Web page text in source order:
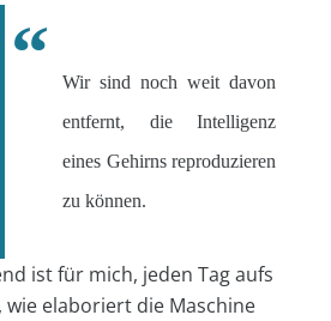
Wir sind noch weit davon
entfernt, die Intelligenz
eines Gehirns reproduzieren
zu können.
ist für mich, jeden Tag aufs
wie elaboriert die Maschine